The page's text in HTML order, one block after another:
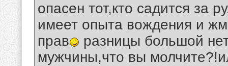
опасен тот,кто садится за
имеет опыта вождения и
прав
разницы большой
мужчины,что вы